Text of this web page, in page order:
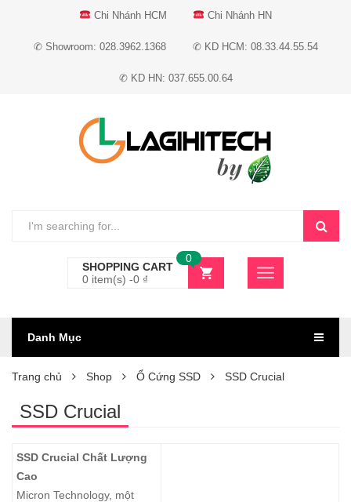
Chi Nhánh HCM Chi Nhánh HN
✆ Showroom: 028.3962.1368 ✆ KD HCM: 08.33.44.55.54
✆ KD HN: 037.655.00.64
SHOPPING CART
0 item(s) -0 ₫
0
Danh Mục
Trang chủ Shop Ổ Cứng SSD SSD Crucial
SSD Crucial
SSD Crucial Chất Lượng
Cao
Micron Technology, một